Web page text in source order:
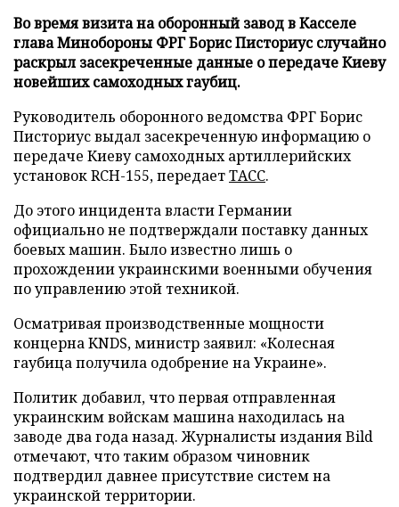
Во время визита на оборонный завод в Касселе
глава Минобороны ФРГ Борис Писториус случайно
раскрыл засекреченные данные о передаче Киеву
новейших самоходных гаубиц.
Руководитель оборонного ведомства ФРГ Борис
Писториус выдал засекреченную информацию о
передаче Киеву самоходных артиллерийских
установок RCH-155, передаетТАСС.
До этого инцидента власти Германии
официально не подтверждали поставку данных
боевых машин. Было известно лишь о
прохождении украинскими военными обучения
по управлению этой техникой.
Осматривая производственные мощности
концерна KNDS, министр заявил: «Колесная
гаубица получила одобрение на Украине».
Политик добавил, что первая отправленная
украинским войскам машина находилась на
заводе два года назад. Журналисты издания Bild
отмечают, что таким образом чиновник
подтвердил давнее присутствие систем на
украинской территории.